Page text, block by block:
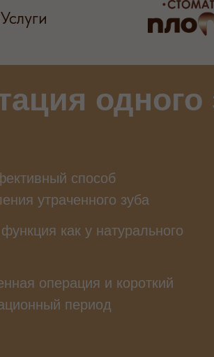
Услуги
одного
способ
утраченного зуба
как у натурального
операция и короткий
период